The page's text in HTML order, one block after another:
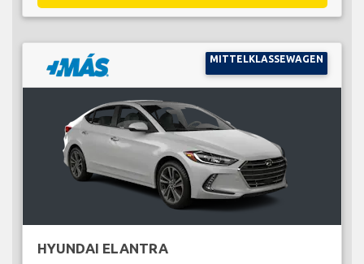
MITTELKLASSEWAGEN
HYUNDAI ELANTRA